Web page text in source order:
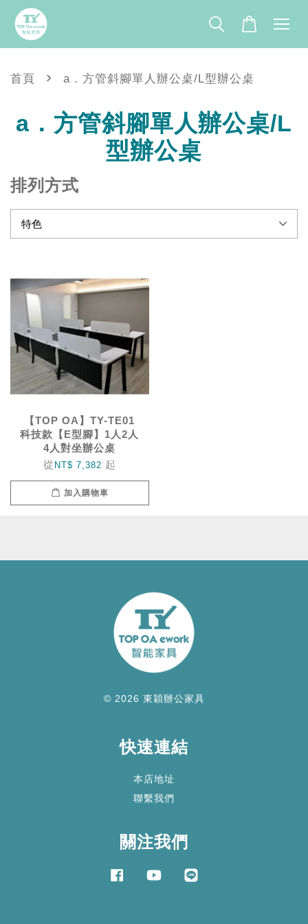
首頁 › a．方管斜腳單人辦公桌/L型辦公桌
a．方管斜腳單人辦公桌/L
型辦公桌
排列方式
【TOP OA】TY-TE01
科技款【E型腳】1人2人
4人對坐辦公桌
從 NT$ 7,382 起
加入購物車
© 2026 東穎辦公家具
快速連結
本店地址
聯繫我們
關注我們
FacebookYouTube